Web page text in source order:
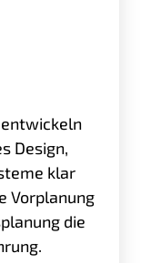
Design,
klar
Vorplanung
die